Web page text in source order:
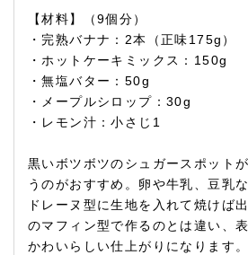
【材料】（9個分）
・完熟バナナ：2本（正味175g）
・ホットケーキミックス：150g
・無塩バター：50g
・メープルシロップ：30g
・レモン汁：小さじ1
黒いボツボツのシュガースポット
うのがおすすめ。卵や牛乳、豆乳
ドレーヌ型に生地を入れて焼けば
のマフィン型で作るのとは違い、
かわいらしい仕上がりになります。